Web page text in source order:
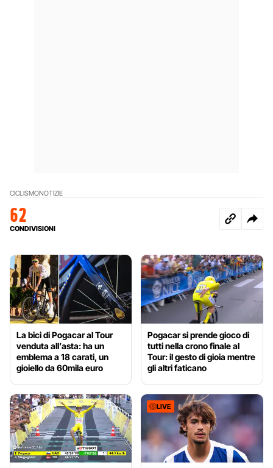
CICLISMONOTIZIE
62
CONDIVISIONI
La bici di Pogacar al Tour
venduta all’asta: ha un
emblema a 18 carati, un
gioiello da 60mila euro
Pogacar si prende gioco di
tutti nella crono finale al
Tour: il gesto di gioia mentre
gli altri faticano
LIVE